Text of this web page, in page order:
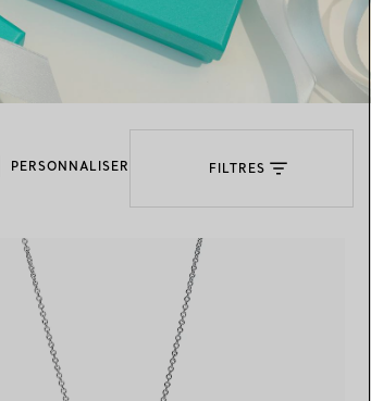
Comment assortir alliance et
PERSONNALISER FILTRES